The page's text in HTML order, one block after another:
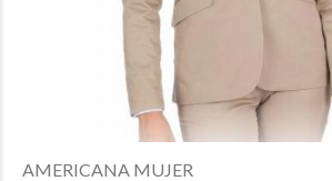
AMERICANA MUJER